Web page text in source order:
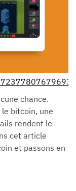
chance.
bitcoin, une
rendent le
cet article
et passons en